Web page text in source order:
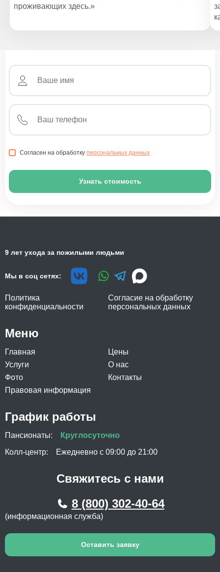
проживающих здесь.»
Согласен на обработку персональных данных
Узнать стоимость
9 лет ухода за пожилыми людьми
Мы в соц сетях:
Политика
конфиденциальности
Согласие на обработку
персональных данных
Меню
Главная
Цены
Услуги
О нас
Фото
Контакты
Правовая информация
График работы
Пансионаты:
Круглосуточно
Колл-центр:
Ежедневно с 09:00 до 21:00
Свяжитесь с нами
8 (800) 302-40-64
(информационная служба)
Оставить заявку